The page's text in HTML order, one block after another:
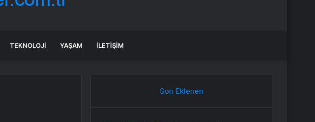
TEKNOLOJI YAŞAM İLETIŞIM
Son Eklenen